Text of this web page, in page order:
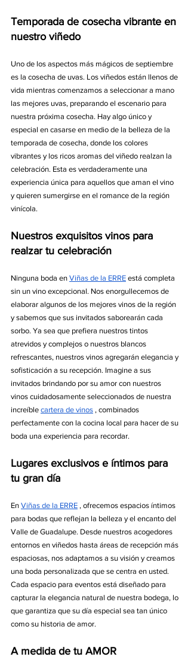
Temporada de cosecha vibrante en
nuestro viñedo
Uno de los aspectos más mágicos de septiembre
es la cosecha de uvas. Los viñedos están llenos de
vida mientras comenzamos a seleccionar a mano
las mejores uvas, preparando el escenario para
nuestra próxima cosecha. Hay algo único y
especial en casarse en medio de la belleza de la
temporada de cosecha, donde los colores
vibrantes y los ricos aromas del viñedo realzan la
celebración. Esta es verdaderamente una
experiencia única para aquellos que aman el vino
y quieren sumergirse en el romance de la región
vinícola.
Nuestros exquisitos vinos para
realzar tu celebración
Ninguna boda en Viñas de la ERRE está completa
sin un vino excepcional. Nos enorgullecemos de
elaborar algunos de los mejores vinos de la región
y sabemos que sus invitados saborearán cada
sorbo. Ya sea que prefiera nuestros tintos
atrevidos y complejos o nuestros blancos
refrescantes, nuestros vinos agregarán elegancia y
sofisticación a su recepción. Imagine a sus
invitados brindando por su amor con nuestros
vinos cuidadosamente seleccionados de nuestra
increíble cartera de vinos , combinados
perfectamente con la cocina local para hacer de su
boda una experiencia para recordar.
Lugares exclusivos e íntimos para
tu gran día
En Viñas de la ERRE , ofrecemos espacios íntimos
para bodas que reflejan la belleza y el encanto del
Valle de Guadalupe. Desde nuestros acogedores
entornos en viñedos hasta áreas de recepción más
espaciosas, nos adaptamos a su visión y creamos
una boda personalizada que se centra en usted.
Cada espacio para eventos está diseñado para
capturar la elegancia natural de nuestra bodega, lo
que garantiza que su día especial sea tan único
como su historia de amor.
A medida de tu AMOR